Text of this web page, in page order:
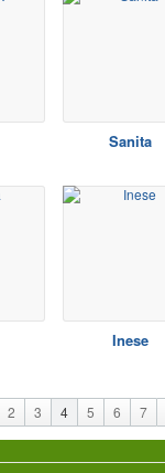
Sanita
Inese
2 3 4 5 6 7